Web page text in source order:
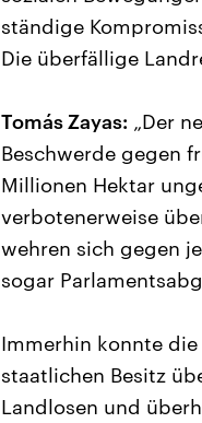
ständige
Die überfällige
Tomás Zayas: „Der
Beschwerde gegen
Millionen Hektar
verbotenerweise
wehren sich gegen
sogar
Immerhin konnte
staatlichen Besitz
Landlosen und